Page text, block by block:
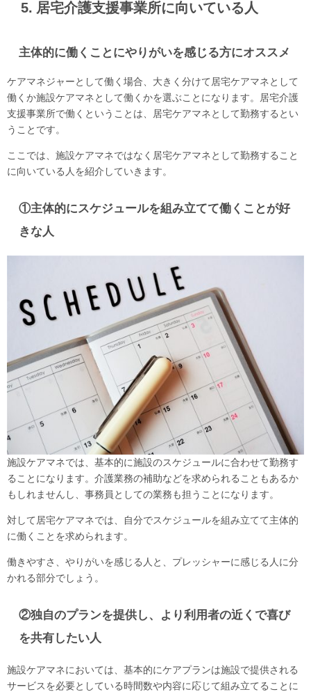
5. 居宅介護支援事業所に向いている人
主体的に働くことにやりがいを感じる方にオススメ
ケアマネジャーとして働く場合、大きく分けて居宅ケアマネとして
働くか施設ケアマネとして働くかを選ぶことになります。居宅介護
支援事業所で働くということは、居宅ケアマネとして勤務するとい
うことです。
ここでは、施設ケアマネではなく居宅ケアマネとして勤務すること
に向いている人を紹介していきます。
①主体的にスケジュールを組み立てて働くことが好
きな人
施設ケアマネでは、基本的に施設のスケジュールに合わせて勤務す
ることになります。介護業務の補助などを求められることもあるか
もしれませんし、事務員としての業務も担うことになります。
対して居宅ケアマネでは、自分でスケジュールを組み立てて主体的
に働くことを求められます。
働きやすさ、やりがいを感じる人と、プレッシャーに感じる人に分
かれる部分でしょう。
②独自のプランを提供し、より利用者の近くで喜び
を共有したい人
施設ケアマネにおいては、基本的にケアプランは施設で提供される
サービスを必要としている時間数や内容に応じて組み立てることに